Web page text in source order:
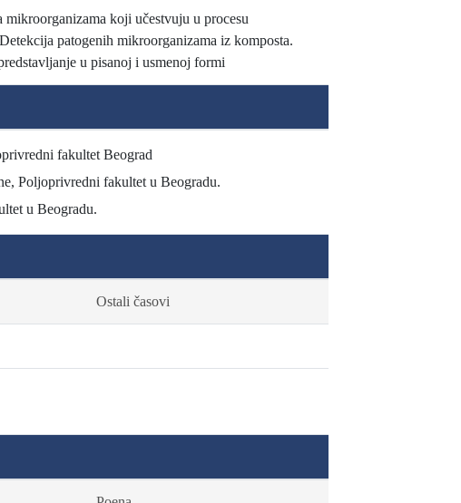
koji učestvuju u procesu
patogenih mikroorganizama iz komposta.
u pisanoj i usmenoj formi
fakultet Beograd
Poljoprivredni fakultet u Beogradu.
u Beogradu.
Ostali časovi